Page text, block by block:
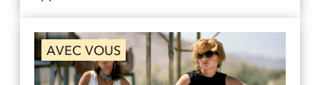
AVEC VOUS